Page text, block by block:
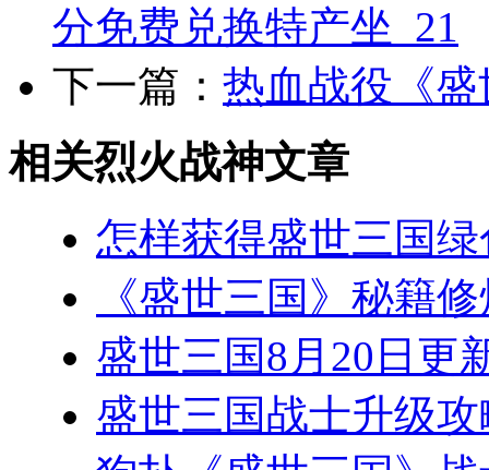
分免费兑换特产坐_21
下一篇： 热血战役《
相关烈火战神文章
怎样获得盛世三国
《盛世三国》秘籍
盛世三国8月20日更
盛世三国战士升级攻